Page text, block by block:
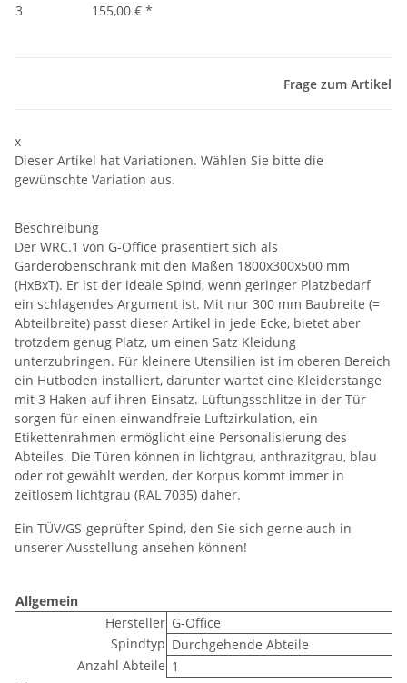
3
155,00 € *
Frage zum Artikel
x
Dieser Artikel hat Variationen. Wählen Sie bitte die
gewünschte Variation aus.
Beschreibung
Der WRC.1 von G-Office präsentiert sich als
Garderobenschrank mit den Maßen 1800x300x500 mm
(HxBxT). Er ist der ideale Spind, wenn geringer Platzbedarf
ein schlagendes Argument ist. Mit nur 300 mm Baubreite (=
Abteilbreite) passt dieser Artikel in jede Ecke, bietet aber
trotzdem genug Platz, um einen Satz Kleidung
unterzubringen. Für kleinere Utensilien ist im oberen Bereich
ein Hutboden installiert, darunter wartet eine Kleiderstange
mit 3 Haken auf ihren Einsatz. Lüftungsschlitze in der Tür
sorgen für einen einwandfreie Luftzirkulation, ein
Etikettenrahmen ermöglicht eine Personalisierung des
Abteiles. Die Türen können in lichtgrau, anthrazitgrau, blau
oder rot gewählt werden, der Korpus kommt immer in
zeitlosem lichtgrau (RAL 7035) daher.
Ein TÜV/GS-geprüfter Spind, den Sie sich gerne auch in
unserer Ausstellung ansehen können!
Allgemein
Hersteller G-Office
Spindtyp Durchgehende Abteile
Anzahl Abteile 1